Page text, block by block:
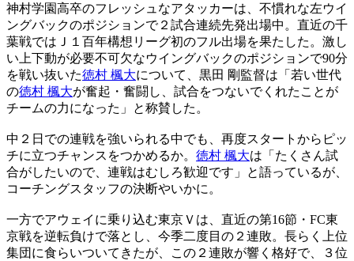
神村学園高卒のフレッシュなアタッカーは、不慣れな左ウイ
ングバックのポジションで２試合連続先発出場中。直近の千
葉戦ではＪ１百年構想リーグ初のフル出場を果たした。激し
い上下動が必要不可欠なウイングバックのポジションで90分
を戦い抜いた徳村 楓大について、黒田 剛監督は「若い世代
の徳村 楓大が奮起・奮闘し、試合をつないでくれたことが
チームの力になった」と称賛した。
中２日での連戦を強いられる中でも、再度スタートからピッ
チに立つチャンスをつかめるか。 徳村 楓大は「たくさん試
合がしたいので、連戦はむしろ歓迎です」と語っているが、
コーチングスタッフの決断やいかに。
一方でアウェイに乗り込む東京Ｖは、直近の第16節・FC東
京戦を逆転負けで落とし、今季二度目の２連敗。長らく上位
集団に食らいついてきたが、この２連敗が響く格好で、３位